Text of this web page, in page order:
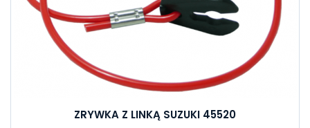
ZRYWKA Z LINKĄ SUZUKI 45520